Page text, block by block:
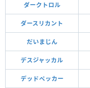
ダークトロル
ダースリカント
だいまじん
デスジャッカル
デッドペッカー